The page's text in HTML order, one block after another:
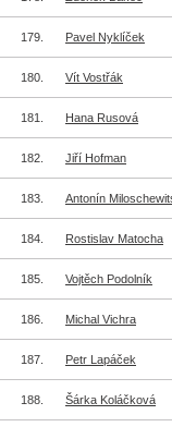
179. Pavel Nyklíček
180. Vít Vostřák
181. Hana Rusová
182. Jiří Hofman
183. Antonín
184. Rostislav Matocha
185. Vojtěch Podolník
186. Michal Vichra
187. Petr Lapáček
188. Šárka Koláčková